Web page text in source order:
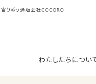
り添う通販会社COCORO
わたしたちについ